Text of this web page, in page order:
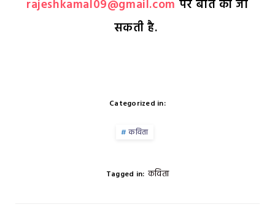
rajeshkamal09@gmail.com पर बात की जा
सकती है.
Categorized in:
कविता
Tagged in: कविता